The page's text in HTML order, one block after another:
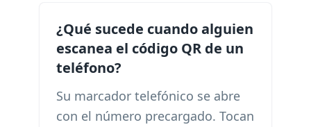
¿Qué sucede cuando alguien
escanea el código QR de un
teléfono?
Su marcador telefónico se abre
con el número precargado. Tocan